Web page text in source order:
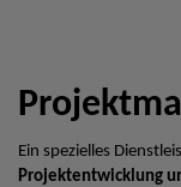
Ein spezielles
Projektentwicklung